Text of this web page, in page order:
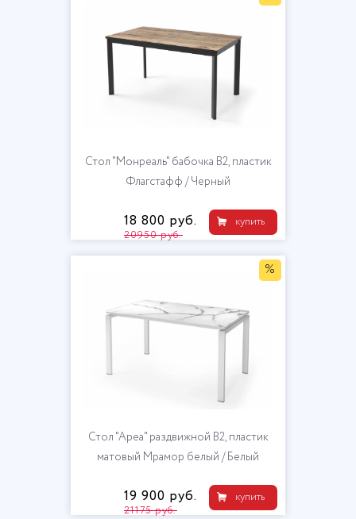
Стол "Монреаль" бабочка В2, пластик
Флагстафф / Черный
купить
18 800 руб.
20950 руб.
%
Стол "Ареа" раздвижной В2, пластик
матовый Мрамор белый / Белый
купить
19 900 руб.
21175 руб.